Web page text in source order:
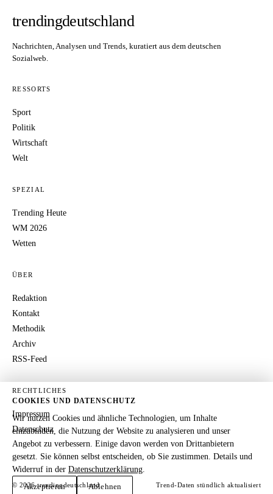
trendingdeutschland
Nachrichten, Analysen und Trends, kuratiert aus dem deutschen
Sozialweb.
RESSORTS
Sport
Politik
Wirtschaft
Welt
SPEZIAL
Trending Heute
WM 2026
Wetten
ÜBER
Redaktion
Kontakt
Methodik
Archiv
RSS-Feed
RECHTLICHES
Impressum
Datenschutz
© 2026 trendingdeutschland Trend-Daten stündlich aktualisiert
COOKIES UND DATENSCHUTZ
Wir nutzen Cookies und ähnliche Technologien, um Inhalte
einzubinden, die Nutzung der Website zu analysieren und unser
Angebot zu verbessern. Einige davon werden von Drittanbietern
gesetzt. Sie können selbst entscheiden, ob Sie zustimmen. Details und
Widerruf in der Datenschutzerklärung.
Akzeptieren
Ablehnen